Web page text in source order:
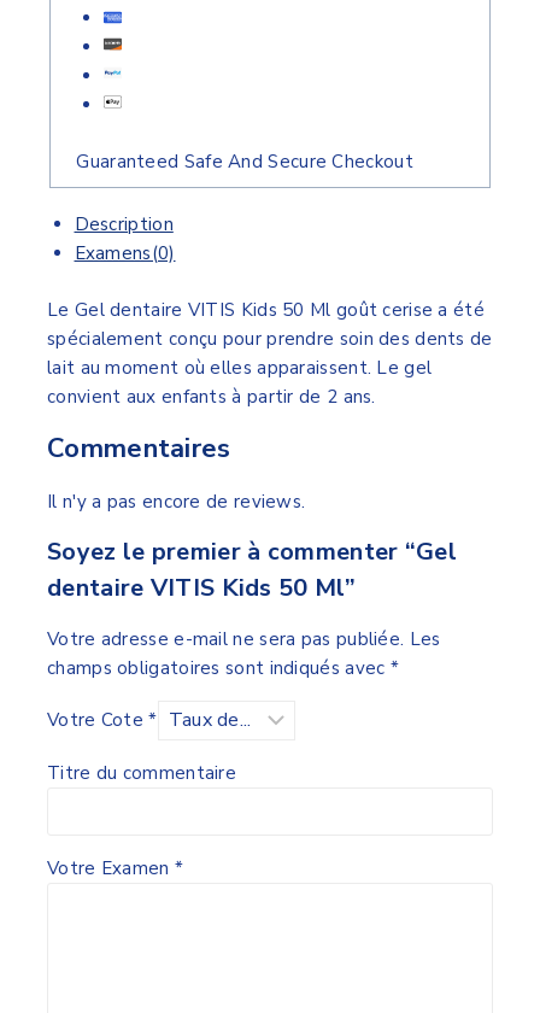
Guaranteed Safe And Secure Checkout
Description
Examens(0)
Le Gel dentaire VITIS Kids 50 Ml goût cerise a été
spécialement conçu pour prendre soin des dents de
lait au moment où elles apparaissent. Le gel
convient aux enfants à partir de 2 ans.
Commentaires
Il n'y a pas encore de reviews.
Soyez le premier à commenter “Gel
dentaire VITIS Kids 50 Ml”
Votre adresse e-mail ne sera pas publiée. Les
champs obligatoires sont indiqués avec *
Votre Cote*
Titre du commentaire
Votre Examen *